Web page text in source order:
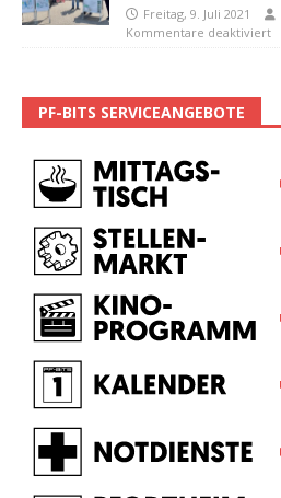
Freitag, 9. Juli 2021
Kommentare deaktiviert
PF-BITS SERVICEANGEBOTE